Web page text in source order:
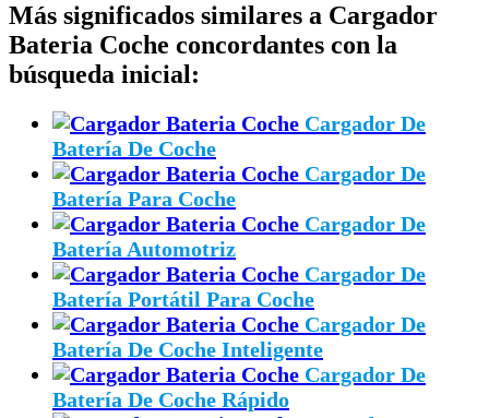
Más significados similares a Cargador
Bateria Coche concordantes con la
búsqueda inicial:
Cargador De
Batería De Coche
Cargador De
Batería Para Coche
Cargador De
Batería Automotriz
Cargador De
Batería Portátil Para Coche
Cargador De
Batería De Coche Inteligente
Cargador De
Batería De Coche Rápido